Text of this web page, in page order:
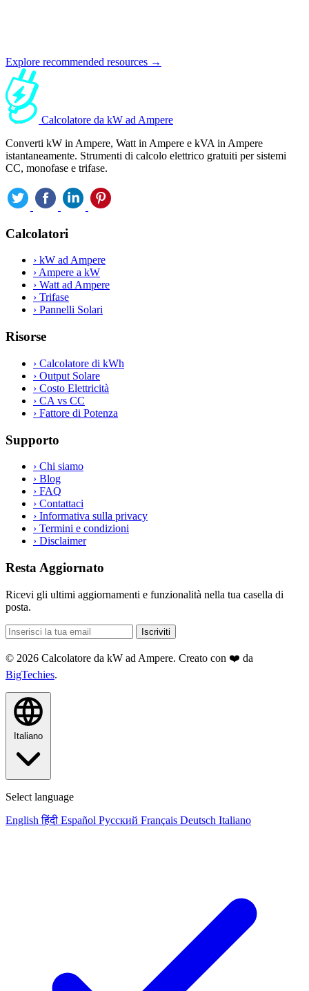
Explore recommended resources →
Calcolatore da kW ad Ampere
Converti kW in Ampere, Watt in Ampere e kVA in Ampere
istantaneamente. Strumenti di calcolo elettrico gratuiti per sistemi
CC, monofase e trifase.
Calcolatori
› kW ad Ampere
›Ampere a kW
› Watt ad Ampere
› Trifase
› Pannelli Solari
Risorse
› Calcolatore di kWh
› Output Solare
› Costo Elettricità
› CA vs CC
› Fattore di Potenza
Supporto
› Chi siamo
› Blog
› FAQ
› Contattaci
› Informativa sulla privacy
› Termini e condizioni
› Disclaimer
Resta Aggiornato
Ricevi gli ultimi aggiornamenti e funzionalità nella tua casella di
posta.
Iscriviti
© 2026 Calcolatore da kW ad Ampere. Creato con ❤️ da
BigTechies.
Italiano
Select language
English हिंदी Español Русский Français Deutsch Italiano